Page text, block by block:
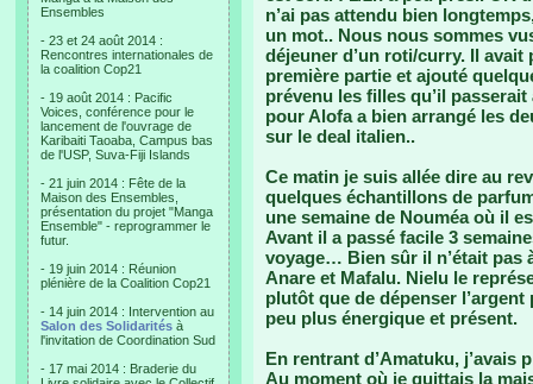
Ensembles
- 23 et 24 août 2014 :
Rencontres internationales de
la coalition Cop21
- 19 août 2014 : Pacific
Voices, conférence pour le
lancement de l'ouvrage de
Karibaiti Taoaba, Campus bas
de l'USP, Suva-Fiji Islands
- 21 juin 2014 : Fête de la
Maison des Ensembles,
présentation du projet "Manga
Ensemble" - reprogrammer le
futur.
- 19 juin 2014 : Réunion
plénière de la Coalition Cop21
- 14 juin 2014 : Intervention au
Salon des Solidarités à
l'invitation de Coordination Sud
- 17 mai 2014 : Braderie du
n’ai pas attendu bien
un mot.. Nous nous sommes
déjeuner d’un roti/curry. Il
première partie et ajouté
prévenu les filles qu’il
pour Alofa a bien arrangé les
sur le deal italien..
Ce matin je suis allée dire au
quelques échantillons de
une semaine de Nouméa où il
Avant il a passé facile 3
voyage… Bien sûr il n’était pas
Anare et Mafalu. Nielu le
plutôt que de dépenser
peu plus énergique et présent.
En rentrant d’Amatuku, j’avais
Au moment où je quittais la